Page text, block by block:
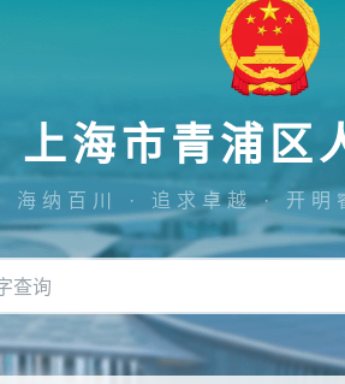
上海市青浦区
海纳百川 · 追求卓越 · 开明